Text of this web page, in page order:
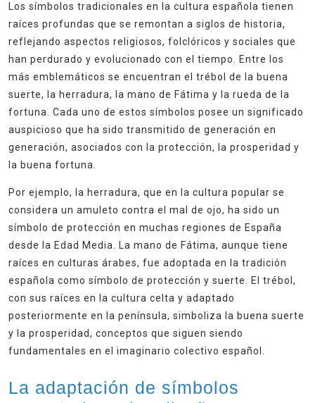
Los símbolos tradicionales en la cultura española tienen
raíces profundas que se remontan a siglos de historia,
reflejando aspectos religiosos, folclóricos y sociales que
han perdurado y evolucionado con el tiempo. Entre los
más emblemáticos se encuentran el trébol de la buena
suerte, la herradura, la mano de Fátima y la rueda de la
fortuna. Cada uno de estos símbolos posee un significado
auspicioso que ha sido transmitido de generación en
generación, asociados con la protección, la prosperidad y
la buena fortuna.
Por ejemplo, la herradura, que en la cultura popular se
considera un amuleto contra el mal de ojo, ha sido un
símbolo de protección en muchas regiones de España
desde la Edad Media. La mano de Fátima, aunque tiene
raíces en culturas árabes, fue adoptada en la tradición
española como símbolo de protección y suerte. El trébol,
con sus raíces en la cultura celta y adaptado
posteriormente en la península, simboliza la buena suerte
y la prosperidad, conceptos que siguen siendo
fundamentales en el imaginario colectivo español.
La adaptación de símbolos